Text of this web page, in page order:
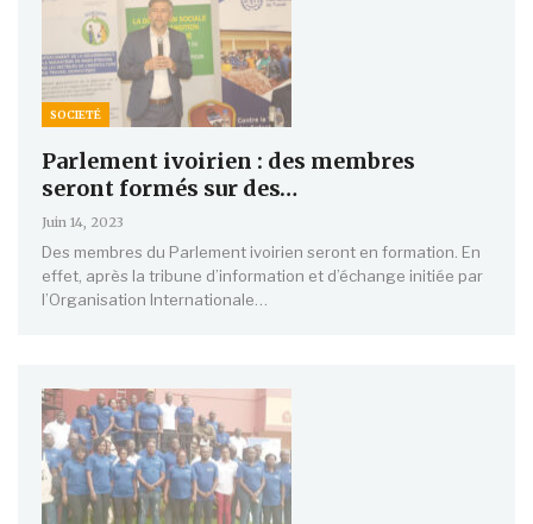
SOCIETÉ
Parlement ivoirien : des membres
seront formés sur des…
Juin 14, 2023
Des membres du Parlement ivoirien seront en formation. En
effet, après la tribune d’information et d’échange initiée par
l’Organisation Internationale…